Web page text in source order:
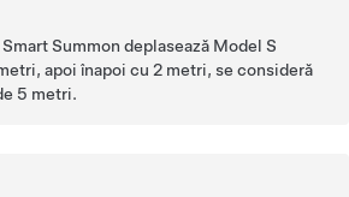
Smart Summon deplasează Model S
apoi înapoi cu 2 metri, se consideră
5 metri.